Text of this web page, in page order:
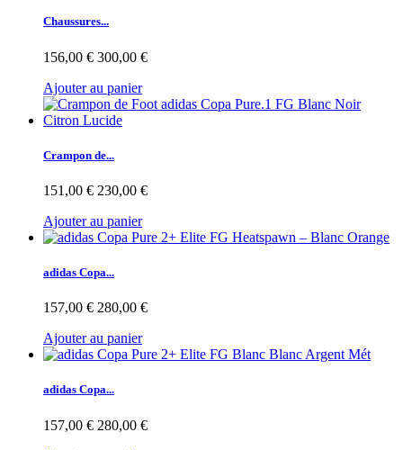
Chaussures...
156,00 € 300,00 €
Ajouter au panier
Crampon de...
151,00 € 230,00 €
Ajouter au panier
adidas Copa...
157,00 € 280,00 €
Ajouter au panier
adidas Copa...
157,00 € 280,00 €